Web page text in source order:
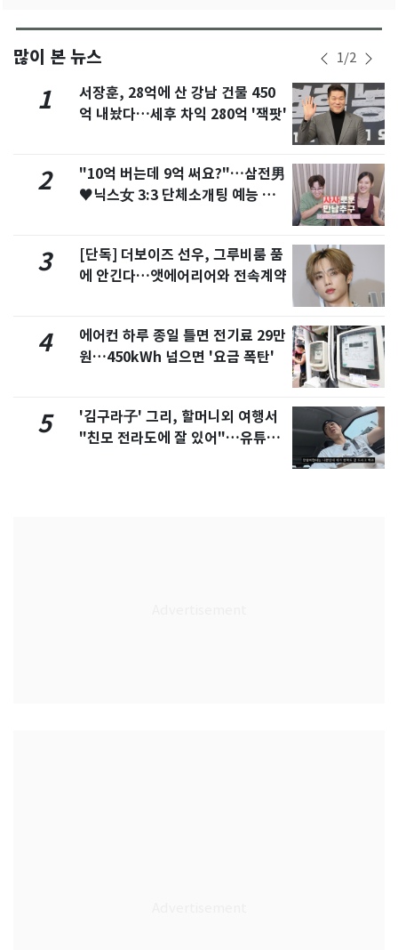
많이 본 뉴스 1/2
1
서장훈, 28억에 산 강남 건물 450
억 내놨다…세후 차익 280억 '잭팟'
2
"10억 버는데 9억 써요?"…삼전男
♥닉스女 3:3 단체소개팅 예능 화
3
[단독] 더보이즈 선우, 그루비룸 품
에 안긴다…앳에어리어와 전속계약
4
에어컨 하루 종일 틀면 전기료 29만
원…450kWh 넘으면 '요금 폭탄'
5
'김구라子' 그리, 할머니외 여행서
"친모 전라도에 잘 있어"…유튜브